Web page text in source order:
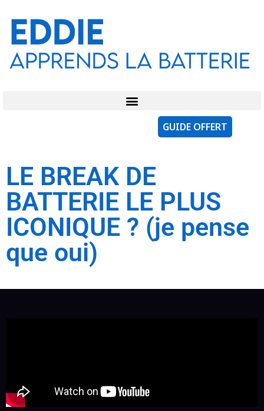
GUIDE OFFERT
LE BREAK DE
BATTERIE LE PLUS
ICONIQUE ? (je pense
que oui)